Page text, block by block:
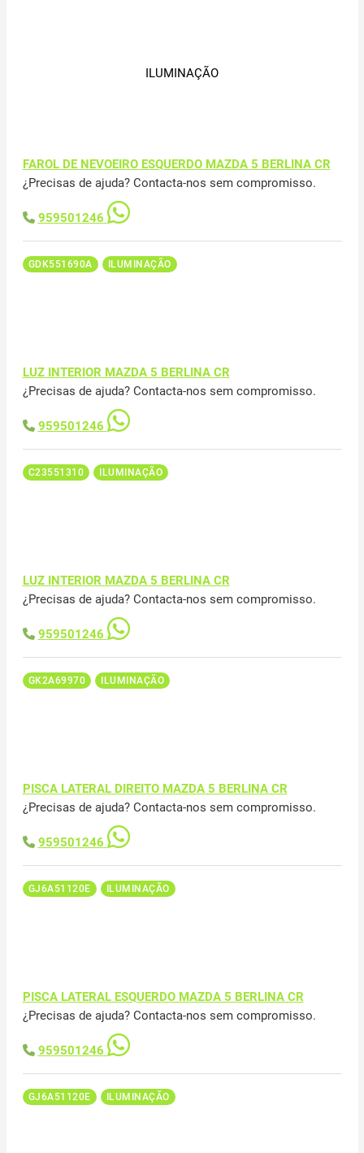
ILUMINAÇÃO
FAROL DE NEVOEIRO ESQUERDO MAZDA 5 BERLINA CR
¿Precisas de ajuda? Contacta-nos sem compromisso.
959501246
GDK551690A ILUMINAÇÃO
LUZ INTERIOR MAZDA 5 BERLINA CR
¿Precisas de ajuda? Contacta-nos sem compromisso.
959501246
C23551310 ILUMINAÇÃO
LUZ INTERIOR MAZDA 5 BERLINA CR
¿Precisas de ajuda? Contacta-nos sem compromisso.
959501246
GK2A69970 ILUMINAÇÃO
PISCA LATERAL DIREITO MAZDA 5 BERLINA CR
¿Precisas de ajuda? Contacta-nos sem compromisso.
959501246
GJ6A51120E ILUMINAÇÃO
PISCA LATERAL ESQUERDO MAZDA 5 BERLINA CR
¿Precisas de ajuda? Contacta-nos sem compromisso.
959501246
GJ6A51120E ILUMINAÇÃO